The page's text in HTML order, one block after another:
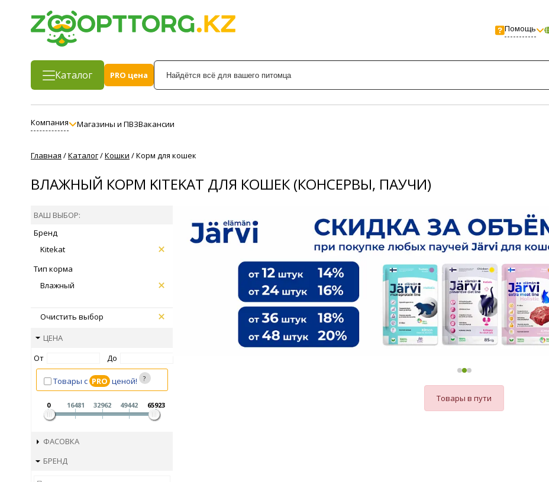
Помощь
Каталог
PRO цена
Компания Магазины и ПВЗВакансии
Главная /Каталог/Кошки /Корм для кошек
ВЛАЖНЫЙ КОРМ KITEKAT ДЛЯ КОШЕК (КОНСЕРВЫ, ПАУЧИ)
ВАШ ВЫБОР:
Бренд
Kitekat
Тип корма
Влажный
Очистить выбор
ЦЕНА
От
До
Товары с PRO ценой!
0 16481 32962 49442 65923
ФАСОВКА
БРЕНД
Товары в пути